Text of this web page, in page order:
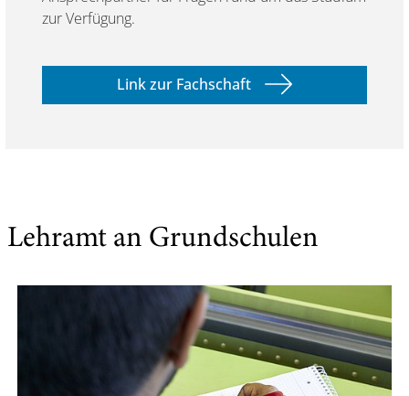
zur Verfügung.
Link zur Fachschaft
Lehramt an Grundschulen